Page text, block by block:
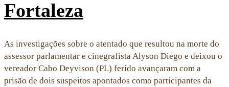
Fortaleza
As investigações sobre o atentado que resultou na morte do
assessor parlamentar e cinegrafista Alyson Diego e deixou o
vereador Cabo Deyvison (PL) ferido avançaram com a
prisão de dois suspeitos apontados como participantes da